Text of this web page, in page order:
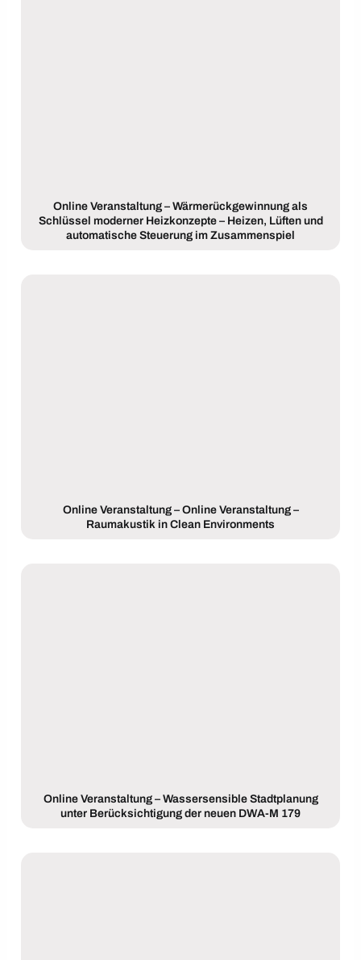
Online Veranstaltung – Wärmerückgewinnung als
Schlüssel moderner Heizkonzepte – Heizen, Lüften und
automatische Steuerung im Zusammenspiel
Online Veranstaltung – Online Veranstaltung –
Raumakustik in Clean Environments
Online Veranstaltung – Wassersensible Stadtplanung
unter Berücksichtigung der neuen DWA-M 179